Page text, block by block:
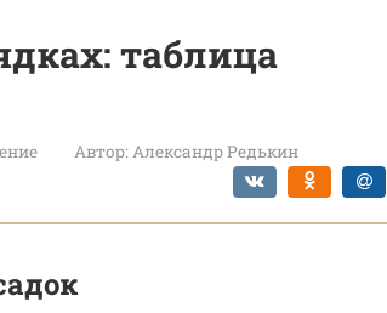
таблица
Автор:Александр Редькин